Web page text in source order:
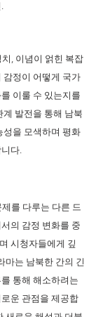
, 이념이 얽힌 복잡
감정이 어떻게 국가
이룰 수 있는지를
계 발전을 통해 남북
성을 모색하며 평화
다.
를 다루는 다른 드
의 감정 변화를 중
시청자들에게 깊
마는 남북한 간의 긴
통해 해소하려는
운 관점을 제공합